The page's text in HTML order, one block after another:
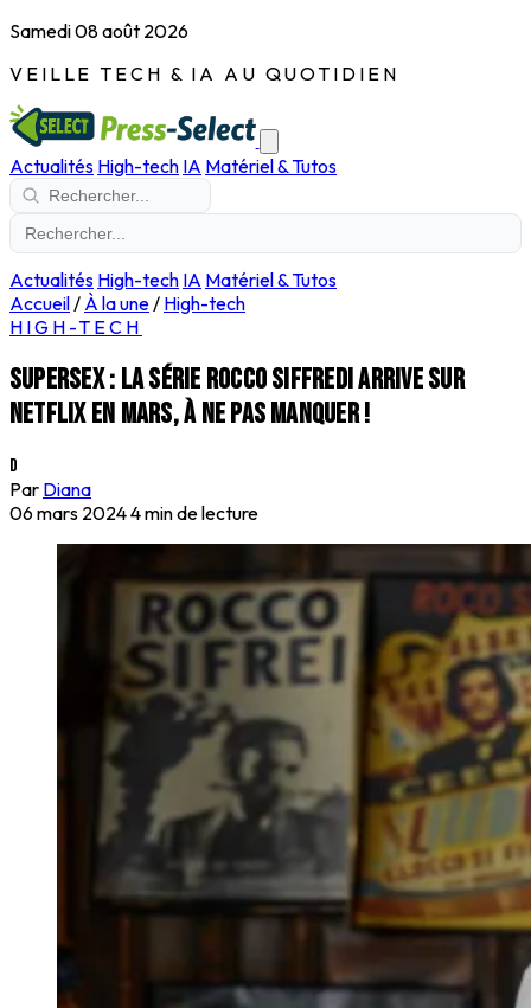
Samedi 08 août 2026
VEILLE TECH & IA AU QUOTIDIEN
Actualités High-tech IA Matériel & Tutos
Actualités High-tech IA Matériel & Tutos
Accueil/ À la une/ High-tech
HIGH-TECH
SuperSex : la série Rocco Siffredi arrive sur
Netflix en mars, à ne pas manquer !
D
Par Diana
06 mars 20244 min de lecture